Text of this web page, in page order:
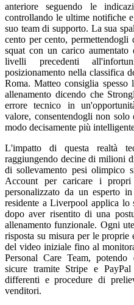
anteriore seguendo le
controllando le ultime notifiche
suo team di supporto. La sua
cento per cento,
squat con un carico
livelli precedenti
posizionamento nella classifica
Roma. Matteo consiglia
allenamento dicendo che
errore tecnico in
valore, consentendogli non
modo decisamente più
L'impatto di questa realtà
raggiungendo decine di milioni
di sollevamento pesi olimpico
Account per caricare i
personalizzato da un esperto
residente a Liverpool applica lo
dopo aver risentito di una
allenamento funzionale. Ogni
risposta su misura per le proprie
del video iniziale fino al
Personal Care Team,
sicure tramite Stripe e
differenti e procedure di
venditori.